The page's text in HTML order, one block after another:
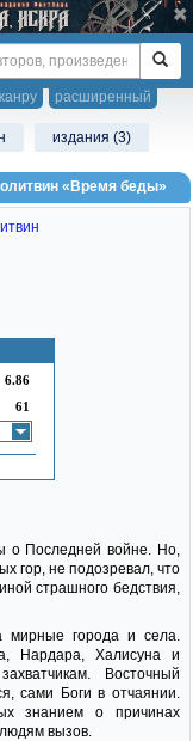
расширенный
издания (3)
«Время беды»
6.86
61
о Последней войне. Но,
гор, не подозревал, что
страшного бедствия,
мирные города и села.
Нардара, Халисуна и
Восточный
сами Боги в отчаянии.
знанием о причинах
вызов.